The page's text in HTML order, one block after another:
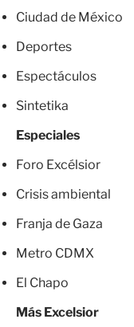
Ciudad de México
Deportes
Espectáculos
Sintetika
Especiales
Foro Excélsior
Crisis ambiental
Franja de Gaza
Metro CDMX
El Chapo
Más Excelsior